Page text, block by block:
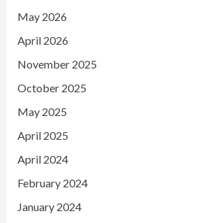
May 2026
April 2026
November 2025
October 2025
May 2025
April 2025
April 2024
February 2024
January 2024